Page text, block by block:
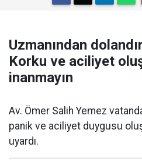
Uzmanından
Korku ve aciliyet
inanmayın
Av. Ömer Salih Yemez
panik ve aciliyet duygusu
uyardı.